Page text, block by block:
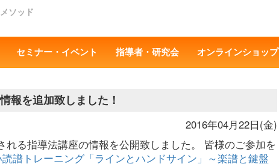
ソッド
セミナー・イベント 指導者・研究会 オンラインショップ
報を追加致しました！
2016年04月22日(金)
れる指導法講座の情報を公開致しました。 皆様のご参加を
読譜トレーニング「ラインとハンドサイン」～楽譜と鍵盤